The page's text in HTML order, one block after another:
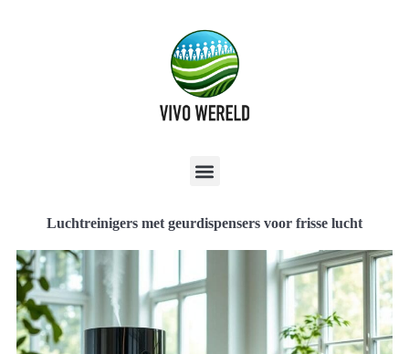
Luchtreinigers met geurdispensers voor frisse lucht